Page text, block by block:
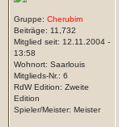
Gruppe: Cherubim
Beiträge: 11,732
Mitglied seit: 12.11.2004 -
13:58
Wohnort: Saarlouis
Mitglieds-Nr.: 6
RdW Edition: Zweite
Edition
Spieler/Meister: Meister